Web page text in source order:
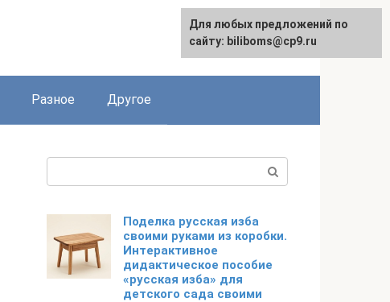
Разное Другое
Поделка русская изба
своими руками из коробки.
Интерактивное
дидактическое пособие
«русская изба» для
детского сада своими
Для любых предложений по
сайту: biliboms@cp9.ru